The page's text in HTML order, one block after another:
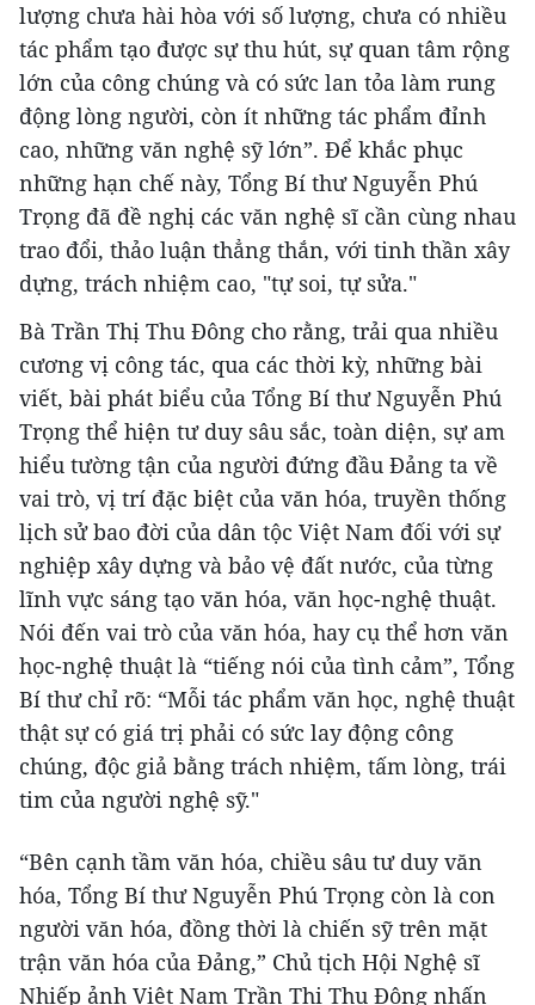
lượng chưa hài hòa với số lượng, chưa có nhiều
tác phẩm tạo được sự thu hút, sự quan tâm rộng
lớn của công chúng và có sức lan tỏa làm rung
động lòng người, còn ít những tác phẩm đỉnh
cao, những văn nghệ sỹ lớn”. Để khắc phục
những hạn chế này, Tổng Bí thư Nguyễn Phú
Trọng đã đề nghị các văn nghệ sĩ cần cùng nhau
trao đổi, thảo luận thẳng thắn, với tinh thần xây
dựng, trách nhiệm cao, "tự soi, tự sửa."
Bà Trần Thị Thu Đông cho rằng, trải qua nhiều
cương vị công tác, qua các thời kỳ, những bài
viết, bài phát biểu của Tổng Bí thư Nguyễn Phú
Trọng thể hiện tư duy sâu sắc, toàn diện, sự am
hiểu tường tận của người đứng đầu Đảng ta về
vai trò, vị trí đặc biệt của văn hóa, truyền thống
lịch sử bao đời của dân tộc Việt Nam đối với sự
nghiệp xây dựng và bảo vệ đất nước, của từng
lĩnh vực sáng tạo văn hóa, văn học-nghệ thuật.
Nói đến vai trò của văn hóa, hay cụ thể hơn văn
học-nghệ thuật là “tiếng nói của tình cảm”, Tổng
Bí thư chỉ rõ: “Mỗi tác phẩm văn học, nghệ thuật
thật sự có giá trị phải có sức lay động công
chúng, độc giả bằng trách nhiệm, tấm lòng, trái
tim của người nghệ sỹ."
“Bên cạnh tầm văn hóa, chiều sâu tư duy văn
hóa, Tổng Bí thư Nguyễn Phú Trọng còn là con
người văn hóa, đồng thời là chiến sỹ trên mặt
trận văn hóa của Đảng,” Chủ tịch Hội Nghệ sĩ
Nhiếp ảnh Việt Nam Trần Thị Thu Đông nhấn